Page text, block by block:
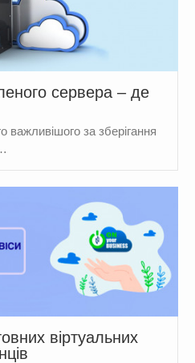
сервера – де
важливішого за зберігання
віртуальних